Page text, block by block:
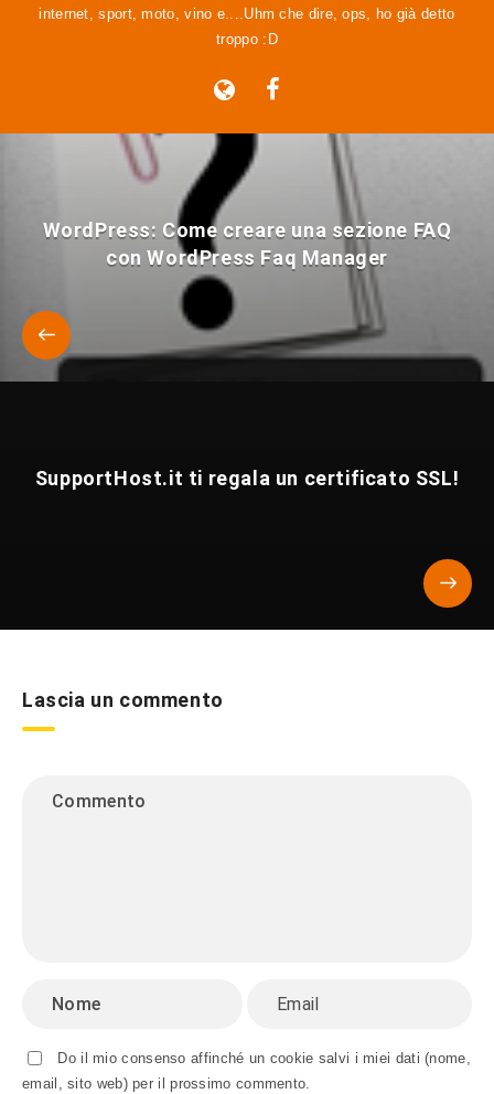
internet, sport, moto, vino e....Uhm che dire, ops, ho già detto
troppo :D
WordPress: Come creare una sezione FAQ
con WordPress Faq Manager
SupportHost.it ti regala un certificato SSL!
Lascia un commento
Do il mio consenso affinché un cookie salvi i miei dati (nome,
email, sito web) per il prossimo commento.